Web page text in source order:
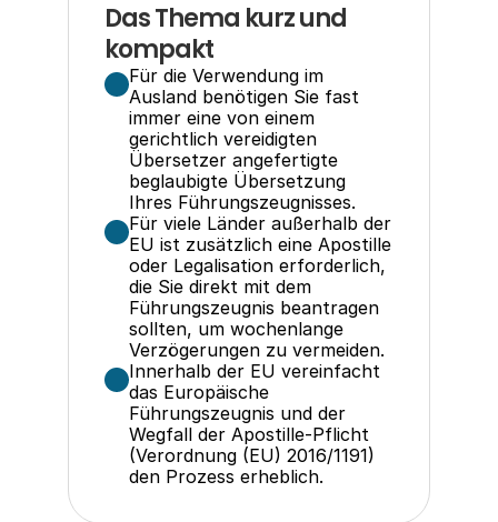
Das Thema kurz und
kompakt
Für die Verwendung im
Ausland benötigen Sie fast
immer eine von einem
gerichtlich vereidigten
Übersetzer angefertigte
beglaubigte Übersetzung
Ihres Führungszeugnisses.
Für viele Länder außerhalb der
EU ist zusätzlich eine Apostille
oder Legalisation erforderlich,
die Sie direkt mit dem
Führungszeugnis beantragen
sollten, um wochenlange
Verzögerungen zu vermeiden.
Innerhalb der EU vereinfacht
das Europäische
Führungszeugnis und der
Wegfall der Apostille-Pflicht
(Verordnung (EU) 2016/1191)
den Prozess erheblich.